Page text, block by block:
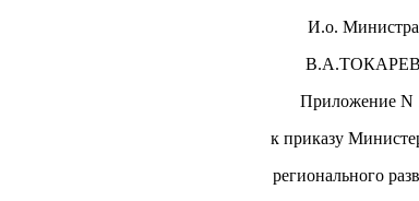
И.о. Министра
В.А.ТОКАРЕВ
Приложение N
к приказу
регионального